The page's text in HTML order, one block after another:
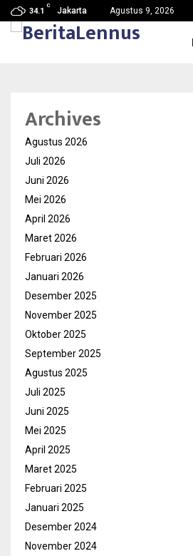
34.1
C
Jakarta Agustus 9, 2026
Gelar…
Archives
Agustus 2026
Juli 2026
Juni 2026
Mei 2026
April 2026
Maret 2026
Februari 2026
Januari 2026
Desember 2025
November 2025
Oktober 2025
September 2025
Agustus 2025
Juli 2025
Juni 2025
Mei 2025
April 2025
Maret 2025
Februari 2025
Januari 2025
Desember 2024
November 2024